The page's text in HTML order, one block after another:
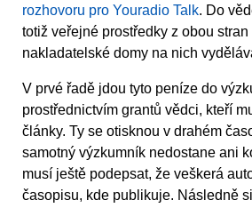
rozhovoru pro Youradio Talk. Do
totiž veřejné prostředky z obou
nakladatelské domy na nich
V prvé řadě jdou tyto peníze do
prostřednictvím grantů vědci, kteří
články. Ty se otisknou v drahém
samotný výzkumník nedostane ani
musí ještě podepsat, že veškerá
časopisu, kde publikuje. Následně